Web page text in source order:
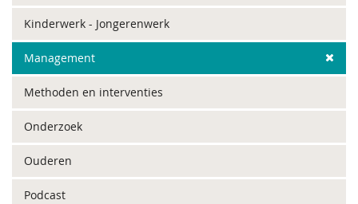
Kinderwerk - Jongerenwerk
Management
Methoden en interventies
Onderzoek
Ouderen
Podcast